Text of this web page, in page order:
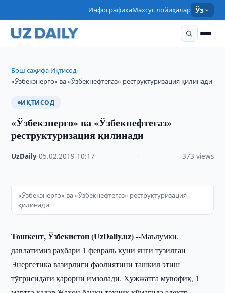
ИнфографикаМахсус лойиҳалар Ўз
Бош саҳифа›Иқтисод›
«Ўзбекэнерго» ва «Ўзбекнефтегаз» реструктуризация қилинади
ИҚТИСОД
«Ўзбекэнерго» ва «Ўзбекнефтегаз»
реструктуризация қилинади
UzDaily ·05.02.2019 10:17 373 views
«Ўзбекэнерго» ва «Ўзбекнефтегаз» реструктуризация
қилинади
Тошкент, Ўзбекистон (UzDaily.uz) --Маълумки,
давлатимиз раҳбари 1 февраль куни янги тузилган
Энергетика вазирлиги фаолиятини ташкил этиш
тўғрисидаги қарорни имзолади. Ҳужжатга мувофиқ, 1